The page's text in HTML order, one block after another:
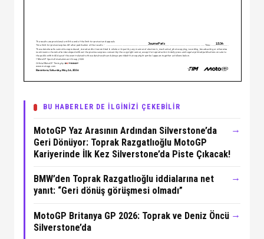
BU HABERLER DE İLGİNİZİ ÇEKEBİLİR
MotoGP Yaz Arasının Ardından Silverstone’da
Geri Dönüyor: Toprak Razgatlıoğlu MotoGP
Kariyerinde İlk Kez Silverstone’da Piste Çıkacak!
→
BMW’den Toprak Razgatlıoğlu iddialarına net
yanıt: “Geri dönüş görüşmesi olmadı”
→
MotoGP Britanya GP 2026: Toprak ve Deniz Öncü
Silverstone’da
→